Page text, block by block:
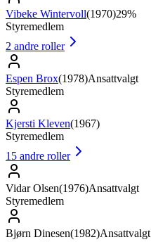
Vibeke Wintervoll(1970)29%
Styremedlem
2 andre roller
Espen Brox(1978)Ansattvalgt
Styremedlem
Kjersti Kleven(1967)
Styremedlem
15 andre roller
Vidar Olsen(1976)Ansattvalgt
Styremedlem
Bjørn Dinesen(1982)Ansattvalgt